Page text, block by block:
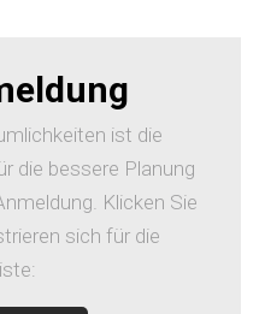
ist die
die bessere Planung
Klicken Sie
sich für die